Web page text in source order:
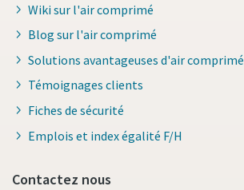
Wiki sur l'air comprimé
Blog sur l'air comprimé
Solutions avantageuses d'air comprimé
Témoignages clients
Fiches de sécurité
Emplois et index égalité F/H
Contactez nous